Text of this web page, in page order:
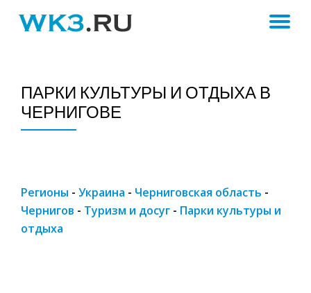
ПАРКИ КУЛЬТУРЫ И ОТДЫХА В
ЧЕРНИГОВЕ
Регионы - Украина - Черниговская область -
Чернигов - Туризм и досуг - Парки культуры и
отдыха